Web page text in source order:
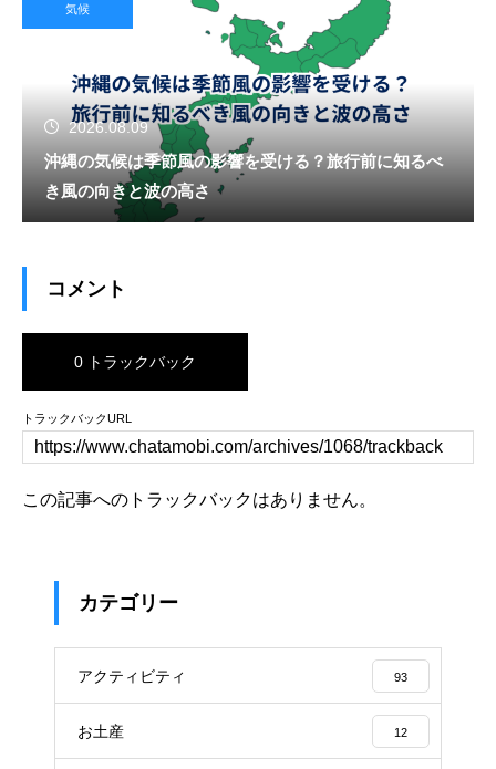
気候
2026.08.09
沖縄の気候は季節風の影響を受ける？旅行前に知るべ
き風の向きと波の高さ
コメント
0 トラックバック
トラックバックURL
この記事へのトラックバックはありません。
カテゴリー
アクティビティ 93
お土産 12